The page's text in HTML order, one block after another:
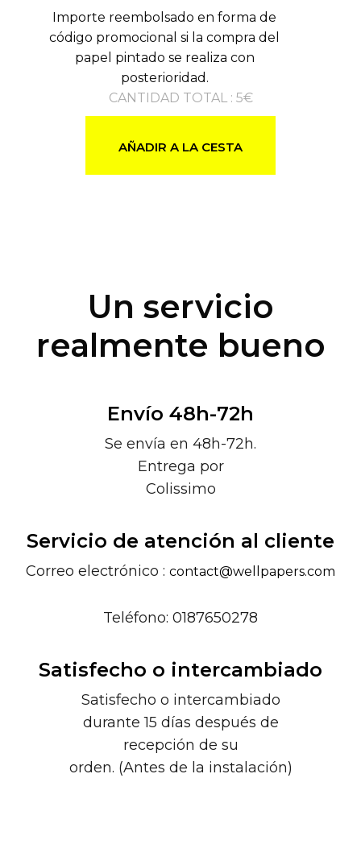
Importe reembolsado en forma de
código promocional si la compra del
papel pintado se realiza con
posterioridad.
CANTIDAD TOTAL: 5€
AÑADIR A LA CESTA
Un servicio
realmente bueno
Envío 48h-72h
Se envía en 48h-72h.
Entrega por
Colissimo
Servicio de atención al cliente
Correo electrónico : contact@wellpapers.com
Teléfono: 0187650278
Satisfecho o intercambiado
Satisfecho o intercambiado
durante 15 días después de
recepción de su
orden. (Antes de la instalación)